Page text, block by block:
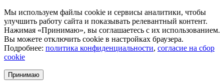
Мы используем файлы cookie и сервисы аналитики, чтобы
улучшить работу сайта и показывать релевантный контент.
Нажимая «Принимаю», вы соглашаетесь с их использованием.
Вы можете отключить cookie в настройках браузера.
Подробнее: политика конфиденциальности, согласие на сбор
cookie
Принимаю